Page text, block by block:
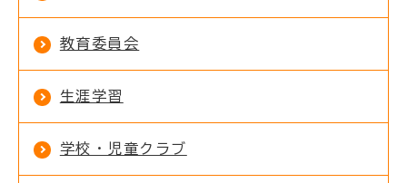
教育委員会
生涯学習
学校・児童クラブ